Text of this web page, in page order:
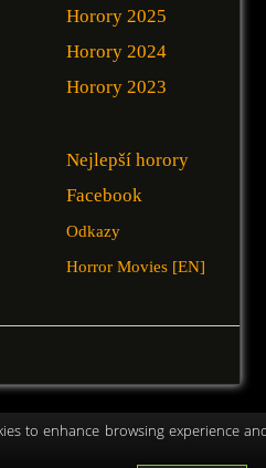
Horory 2025
Horory 2024
Horory 2023
Nejlepší horory
Facebook
Odkazy
Horror Movies [EN]
to enhance browsing experience